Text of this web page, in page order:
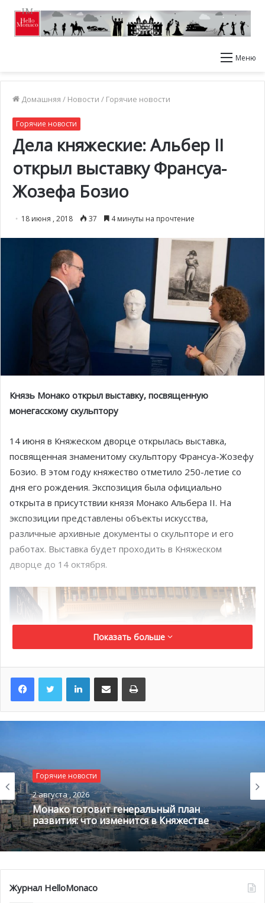
Меню
Домашняя / Новости / Горячие новости
Горячие новости
Дела княжеские: Альбер II
открыл выставку Франсуа-
Жозефа Бозио
18 июня , 2018 37 4 минуты на прочтение
Князь Монако открыл выставку, посвященную
монегаcскому скульптору
14 июня в Княжеском дворце открылась выставка,
посвященная знаменитому скульптору Франсуа-Жозефу
Бозио. В этом году княжество отметило 250-летие со
дня его рождения. Экспозиция была официально
открыта в присутствии князя Монако Альбера II. На
экспозиции представлены объекты искусства,
различные архивные документы о скульпторе и его
работах. Выставка будет проходить в Княжеском
дворце до 14 октября.
Князь Монако на юбилейной встрече ассоциации
Monaco gout et saveurs
Альбер II стал специальным приглашенным гостем на
юбилейной встрече шеф-поваров в рамках 20-летия
ассоциации «Monaco gout et saveurs». Встреча
ассоциации. После коллективной фотографии вечер
Показать больше
LinkedInПоделиться по электронной почте Распечатать
Горячие новости
2 августа , 2026
Монако готовит генеральный план
развития: что изменится в Княжестве
Журнал HelloMonaco